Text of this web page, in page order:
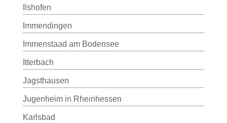
Ilshofen
Immendingen
Immenstaad am Bodensee
Itterbach
Jagsthausen
Jugenheim in Rheinhessen
Karlsbad